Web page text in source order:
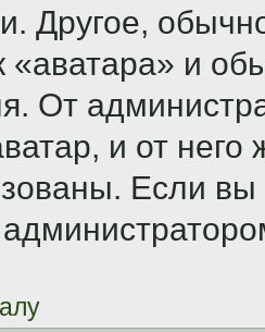
Другое,
«аватара» и
От
и от него
Если